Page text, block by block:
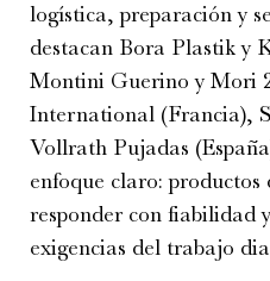
logística, preparación y
destacan Bora Plastik y
Montini Guerino y Mori
International (Francia),
Vollrath Pujadas
enfoque claro: productos
responder con fiabilidad
exigencias del trabajo